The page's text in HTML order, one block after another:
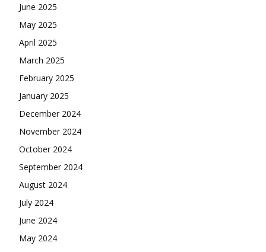
June 2025
May 2025
April 2025
March 2025
February 2025
January 2025
December 2024
November 2024
October 2024
September 2024
August 2024
July 2024
June 2024
May 2024